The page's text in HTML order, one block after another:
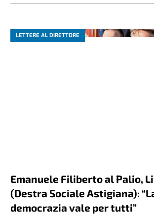
LETTERE AL DIRETTORE
Emanuele Filiberto al Palio,
(Destra Sociale Astigiana):
democrazia vale per tutti”